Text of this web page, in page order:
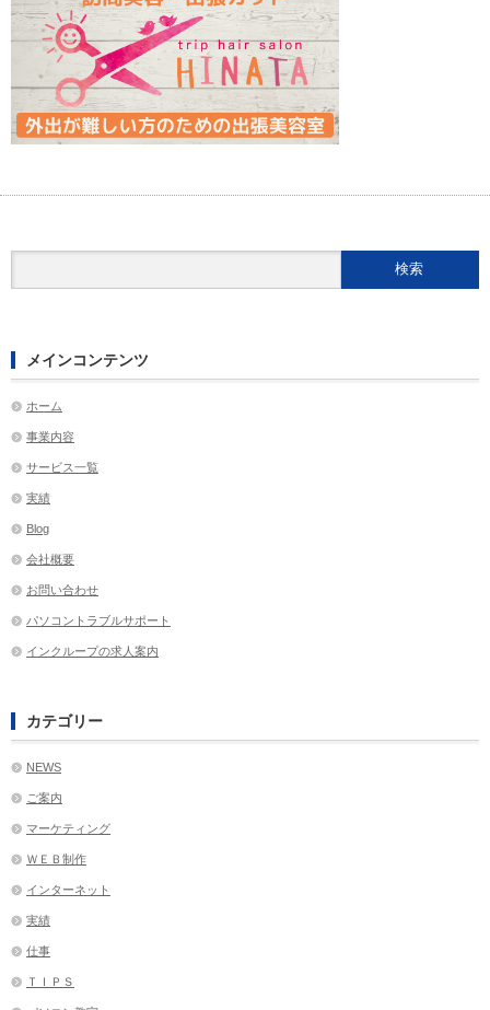
メインコンテンツ
ホーム
事業内容
サービス一覧
実績
Blog
会社概要
お問い合わせ
パソコントラブルサポート
インクループの求人案内
カテゴリー
NEWS
ご案内
マーケティング
ＷＥＢ制作
インターネット
実績
仕事
ＴＩＰＳ